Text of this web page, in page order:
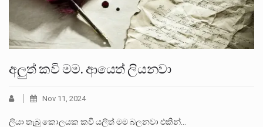
අලුත් කවි මම. ආයෙත් ලියනවා
Nov 11, 2024
ලියා තැබු කොලයක කවි යලිත් මම බලනවා එකින්…